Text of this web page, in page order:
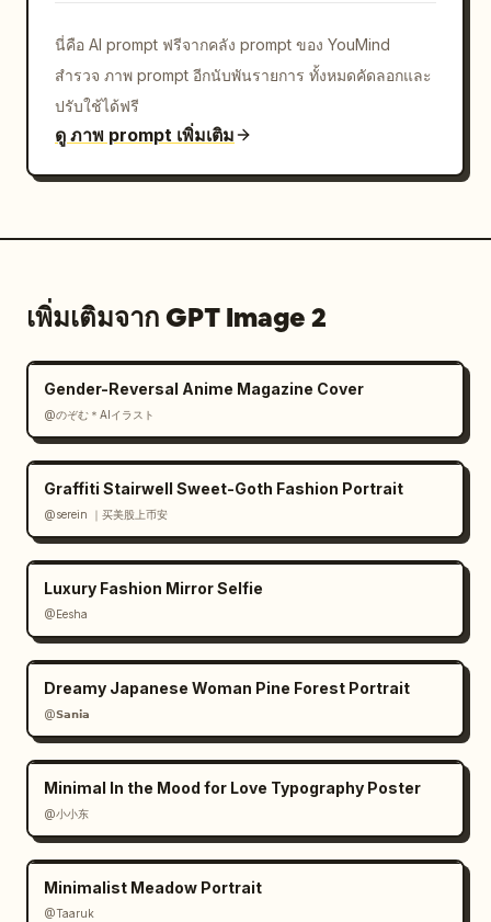
นี่คือ AI prompt ฟรีจากคลัง prompt ของ YouMind
สำรวจ ภาพ prompt อีกนับพันรายการ ทั้งหมดคัดลอกและ
ปรับใช้ได้ฟรี
ดู ภาพ prompt เพิ่มเติม
เพิ่มเติมจาก GPT Image 2
Gender-Reversal Anime Magazine Cover
@のぞむ＊AIイラスト
Graffiti Stairwell Sweet-Goth Fashion Portrait
@serein ｜买美股上币安
Luxury Fashion Mirror Selfie
@Eesha
Dreamy Japanese Woman Pine Forest Portrait
@𝗦𝗮𝗻𝗶𝗮
Minimal In the Mood for Love Typography Poster
@小小东
Minimalist Meadow Portrait
@Taaruk